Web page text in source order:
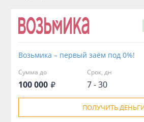
Возьмика – первый заём под 0%!
Сумма до
100 000
Срок, дн
7 - 30
ПОЛУЧИТЬ